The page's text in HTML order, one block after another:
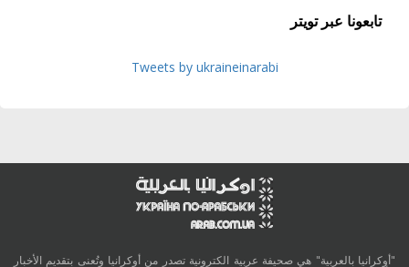
تابعونا عبر تويتر
Tweets by ukraineinarabi
"أوكرانيا بالعربية" هي صحيفة عربية الكترونية تصدر من أوكرانيا وتُعنى بتقديم الأخبار